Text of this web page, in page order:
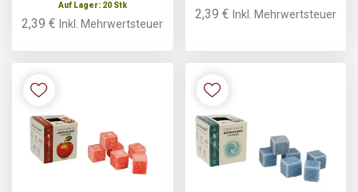
Auf Lager: 20 Stk
2,39 €Inkl. Mehrwertsteuer
2,39 € Inkl. Mehrwertsteuer